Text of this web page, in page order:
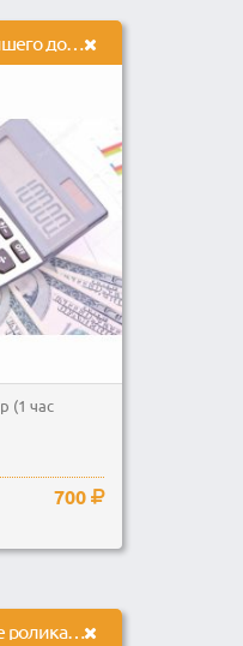
Калькулятор от простейшего до сложнейшего
(1 час
700
Видеомонтаж, создание ролика из ваших видео. Вставка музыки, титров